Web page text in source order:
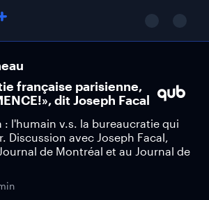
française parisienne,
dit Joseph Facal
: l'humain v.s. la bureaucratie qui
Discussion avec Joseph Facal,
de Montréal et au Journal de